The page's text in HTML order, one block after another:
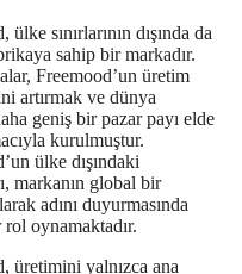
ülke sınırlarının dışında da
sahip bir markadır.
Freemood’un üretim
artırmak ve dünya
geniş bir pazar payı elde
kurulmuştur.
ülke dışındaki
markanın global bir
adını duyurmasında
oynamaktadır.
üretimini yalnızca ana